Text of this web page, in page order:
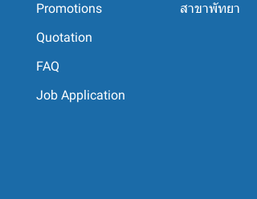
Promotions
Quotation
FAQ
Job Application
สาขาพัทยา